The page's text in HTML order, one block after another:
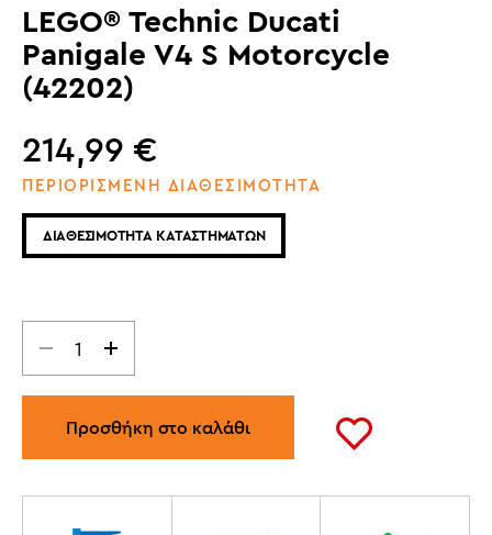
LEGO® Technic Ducati
Panigale V4 S Motorcycle
(42202)
214,99 €
ΠΕΡΙΟΡΙΣΜΕΝΗ ΔΙΑΘΕΣΙΜΟΤΗΤΑ
ΔΙΑΘΕΣΙΜΟΤΗΤΑ ΚΑΤΑΣΤΗΜΑΤΩΝ
Προσθήκη στο καλάθι